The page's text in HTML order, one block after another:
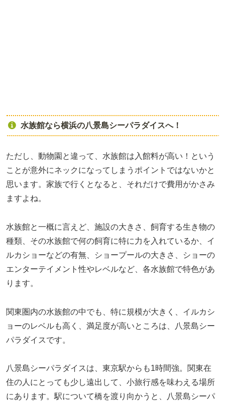
水族館なら横浜の八景島シーパラダイスへ！
ただし、動物園と違って、水族館は入館料が高い！という
ことが意外にネックになってしまうポイントではないかと
思います。家族で行くとなると、それだけで費用がかさみ
ますよね。
水族館と一概に言えど、施設の大きさ、飼育する生き物の
種類、その水族館で何の飼育に特に力を入れているか、イ
ルカショーなどの有無、ショープールの大きさ、ショーの
エンターテイメント性やレベルなど、各水族館で特色があ
ります。
関東圏内の水族館の中でも、特に規模が大きく、イルカシ
ョーのレベルも高く、満足度が高いところは、八景島シー
パラダイスです。
八景島シーパラダイスは、東京駅からも1時間強。関東在
住の人にとっても少し遠出して、小旅行感を味わえる場所
にあります。駅について橋を渡り向かうと、八景島シーパ